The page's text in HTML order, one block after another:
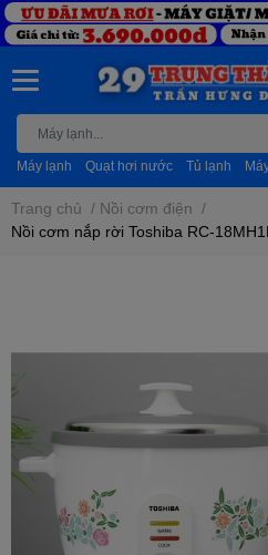
Máy lạnh Quạt hơi nước Tủ lạnh
Trang chủ / Nồi cơm điện /
Nồi cơm nắp rời Toshiba RC-